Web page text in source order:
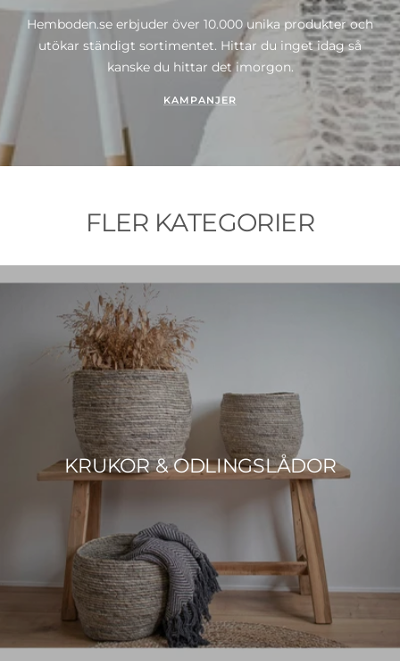
Hemboden.se erbjuder över 10.000 unika produkter och
utökar ständigt sortimentet. Hittar du inget idag så
kanske du hittar det imorgon.
KAMPANJER
FLER KATEGORIER
KRUKOR & ODLINGSLÅDOR